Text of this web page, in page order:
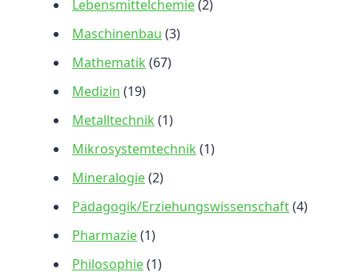
Lebensmittelchemie(2)
Maschinenbau (3)
Mathematik (67)
Medizin (19)
Metalltechnik (1)
Mikrosystemtechnik (1)
Mineralogie(2)
Pädagogik/Erziehungswissenschaft(4)
Pharmazie(1)
Philosophie(1)